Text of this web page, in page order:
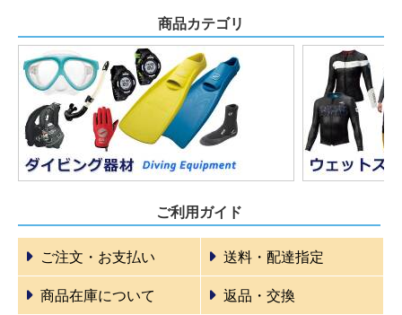
商品カテゴリ
ご利用ガイド
ご注文・お支払い 送料・配達指定
商品在庫について 返品・交換